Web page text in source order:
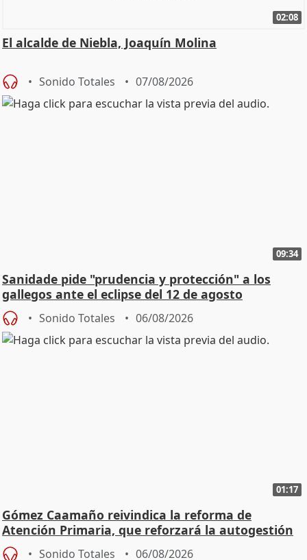
02:08
El alcalde de Niebla, Joaquín Molina
Sonido Totales 07/08/2026
09:34
Sanidade pide "prudencia y protección" a los
gallegos ante el eclipse del 12 de agosto
Sonido Totales 06/08/2026
01:17
Gómez Caamaño reivindica la reforma de
Atención Primaria, que reforzará la autogestión
Sonido Totales 06/08/2026